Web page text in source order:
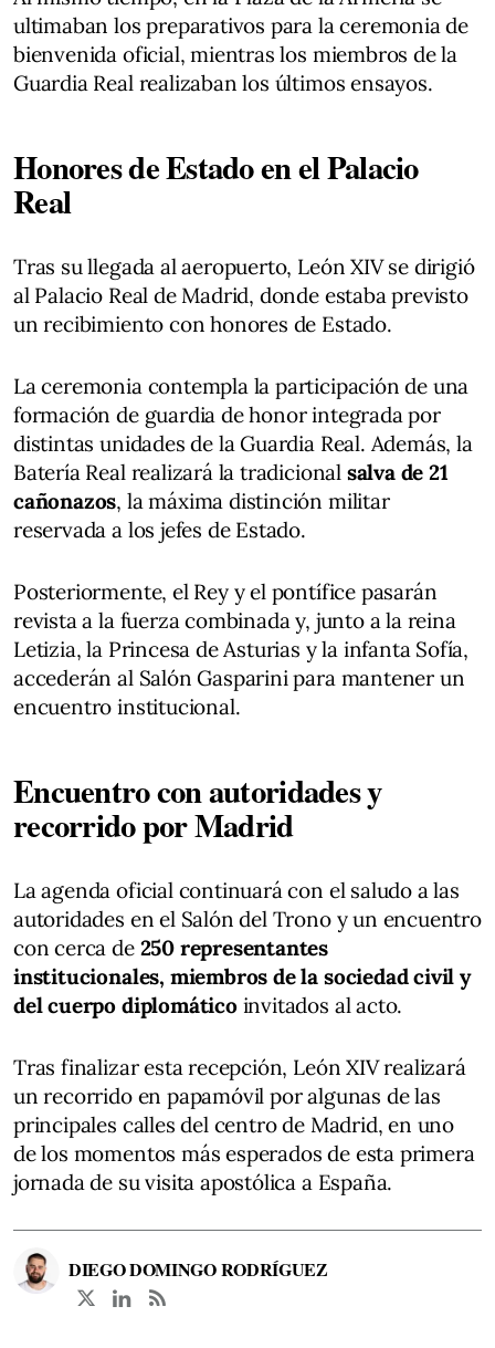
ultimaban los preparativos para la ceremonia de
bienvenida oficial, mientras los miembros de la
Guardia Real realizaban los últimos ensayos.
Honores de Estado en el Palacio
Real
Tras su llegada al aeropuerto, León XIV se dirigió
al Palacio Real de Madrid, donde estaba previsto
un recibimiento con honores de Estado.
La ceremonia contempla la participación de una
formación de guardia de honor integrada por
distintas unidades de la Guardia Real. Además, la
Batería Real realizará la tradicional salva de 21
cañonazos, la máxima distinción militar
reservada a los jefes de Estado.
Posteriormente, el Rey y el pontífice pasarán
revista a la fuerza combinada y, junto a la reina
Letizia, la Princesa de Asturias y la infanta Sofía,
accederán al Salón Gasparini para mantener un
encuentro institucional.
Encuentro con autoridades y
recorrido por Madrid
La agenda oficial continuará con el saludo a las
autoridades en el Salón del Trono y un encuentro
con cerca de 250 representantes
institucionales, miembros de la sociedad civil y
del cuerpo diplomáticoinvitados al acto.
Tras finalizar esta recepción, León XIV realizará
un recorrido en papamóvil por algunas de las
principales calles del centro de Madrid, en uno
de los momentos más esperados de esta primera
jornada de su visita apostólica a España.
DIEGO DOMINGO RODRÍGUEZ